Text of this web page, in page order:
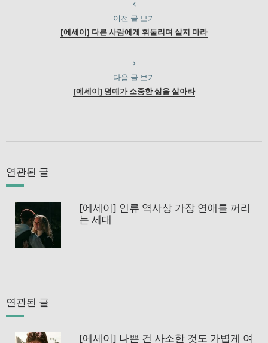
이전 글 보기
[에세이] 다른 사람에게 휘둘리며 살지 마라
다음 글 보기
[에세이] 명예가 소중한 삶을 살아라
연관된 글
[에세이] 인류 역사상 가장 연애를 꺼리
는 세대
연관된 글
[에세이] 나쁜 건 사소한 것도 가볍게 여